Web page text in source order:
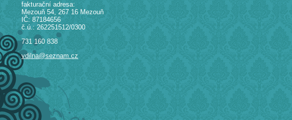
fakturační adresa:
Mezouň 54, 267 16 Mezouň
IČ: 87184656
č.ú.: 262251512/0300
731 160 838
vdilna@seznam.cz